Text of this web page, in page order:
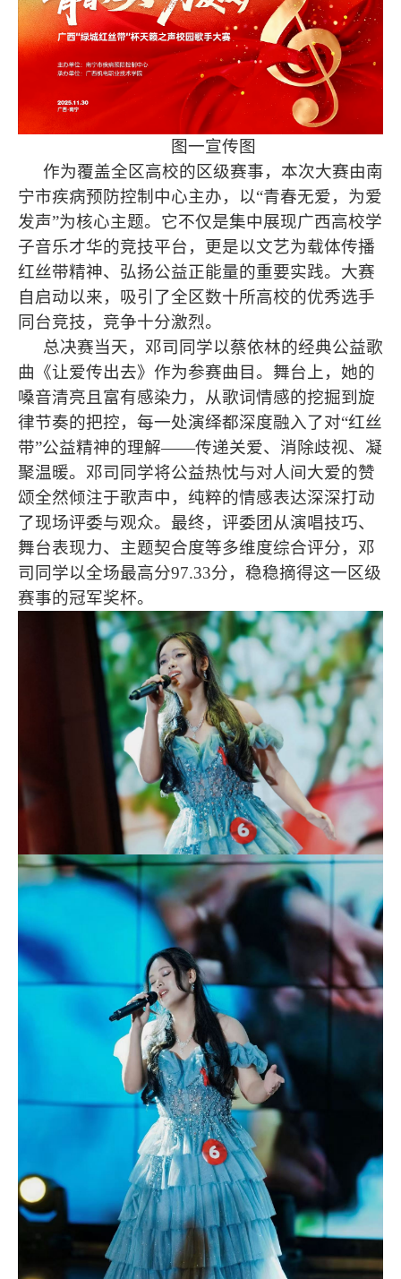
图一宣传图
作为覆盖全区高校的区级赛事，本次大赛由南
宁市疾病预防控制中心主办，以“青春无爱，为爱
发声”为核心主题。它不仅是集中展现广西高校学
子音乐才华的竞技平台，更是以文艺为载体传播
红丝带精神、弘扬公益正能量的重要实践。大赛
自启动以来，吸引了全区数十所高校的优秀选手
同台竞技，竞争十分激烈。
总决赛当天，邓司同学以蔡依林的经典公益歌
曲《让爱传出去》作为参赛曲目。舞台上，她的
嗓音清亮且富有感染力，从歌词情感的挖掘到旋
律节奏的把控，每一处演绎都深度融入了对“红丝
带”公益精神的理解——传递关爱、消除歧视、凝
聚温暖。邓司同学将公益热忱与对人间大爱的赞
颂全然倾注于歌声中，纯粹的情感表达深深打动
了现场评委与观众。最终，评委团从演唱技巧、
舞台表现力、主题契合度等多维度综合评分，邓
司同学以全场最高分97.33分，稳稳摘得这一区级
赛事的冠军奖杯。